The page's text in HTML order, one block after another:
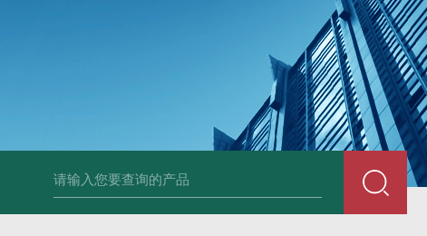
储能箱风机 储能柜专用风机 PF-200/300/400/500排气扇/卫生间通风器